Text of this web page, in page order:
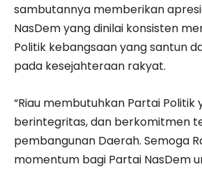
sambutannya memberikan
NasDem yang dinilai konsisten
Politik kebangsaan yang santun
pada kesejahteraan rakyat.
“Riau membutuhkan Partai Politik
berintegritas, dan berkomitmen
pembangunan Daerah. Semoga
momentum bagi Partai NasDem